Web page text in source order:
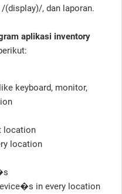
(display)/, dan laporan.
aplikasi inventory
keyboard, monitor,
location
location
in every location